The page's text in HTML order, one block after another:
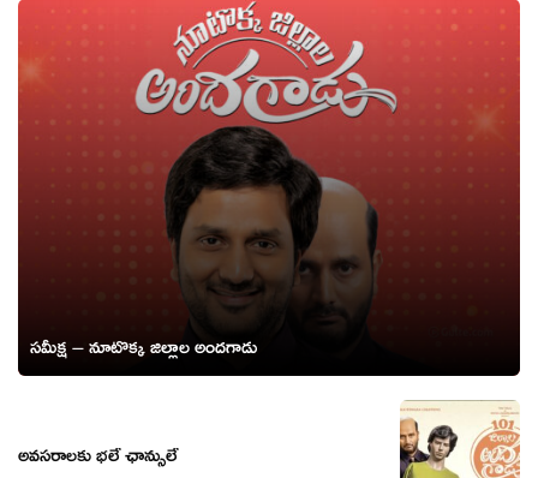
సమీక్ష – నూటొక్క జిల్లాల అందగాడు
అవసరాలకు భలే ఛాన్సులే